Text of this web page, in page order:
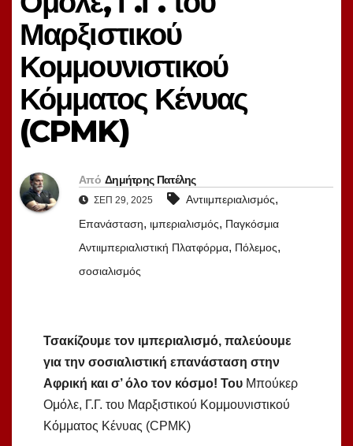
Μαρξιστικού
Κομμουνιστικού
Κόμματος Κένυας
(CPMK)
Από Δημήτρης Πατέλης
ΣΕΠ 29, 2025 Αντιιμπεριαλισμός,
Επανάσταση, ιμπεριαλισμός, Παγκόσμια
Αντιιμπεριαλιστική Πλατφόρμα, Πόλεμος,
σοσιαλισμός
Τσακίζουμε τον ιμπεριαλισμό, παλεύουμε
για την σοσιαλιστική επανάσταση στην
Αφρική και σ’ όλο τον κόσμο! Του Μπούκερ
Ομόλε, Γ.Γ. του Μαρξιστικού Κομμουνιστικού
Κόμματος Κένυας (CPMK)